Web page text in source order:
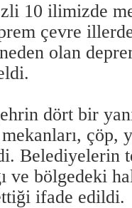
10 ilimizde
çevre
olan
dört bir
çöp,
Belediyelerin
ve bölgedeki
ifade edildi.